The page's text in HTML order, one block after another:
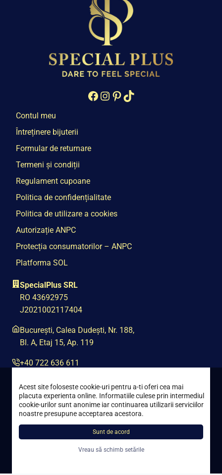
Facebook
Instagram
Pinterest
TikTok
Contul meu
Întreținere bijuterii
Formular de returnare
Termeni și condiții
Regulament cupoane
Politica de confidențialitate
Politica de utilizare a cookies
Autorizație ANPC
Protecția consumatorilor – ANPC
Platforma SOL
SpecialPlus SRL
RO 43692975
J2021002117404
București, Calea Dudești, Nr. 188,
Bl. A, Etaj 15, Ap. 119
+40 722 636 611
contact@special-plus.ro
Toate drepturile rezervate © 2021 – 2026 Special Plus
Acest site foloseste cookie-uri pentru a-ti oferi cea mai
placuta experienta online. Informatiile culese prin intermediul
cookie-urilor sunt anonime iar continuarea utilizarii serviciilor
noastre presupune acceptarea acestora.
Sunt de acord
Vreau să schimb setările